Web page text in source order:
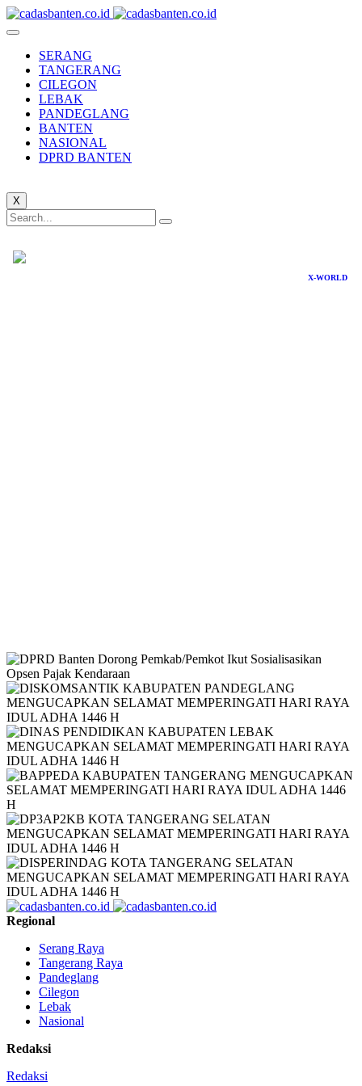
SERANG
TANGERANG
CILEGON
LEBAK
PANDEGLANG
BANTEN
NASIONAL
DPRD BANTEN
X
X-WORLD
Regional
Serang Raya
Tangerang Raya
Pandeglang
Cilegon
Lebak
Nasional
Redaksi
Redaksi